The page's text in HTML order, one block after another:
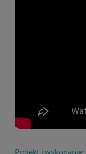
Projekt i wykonanie: